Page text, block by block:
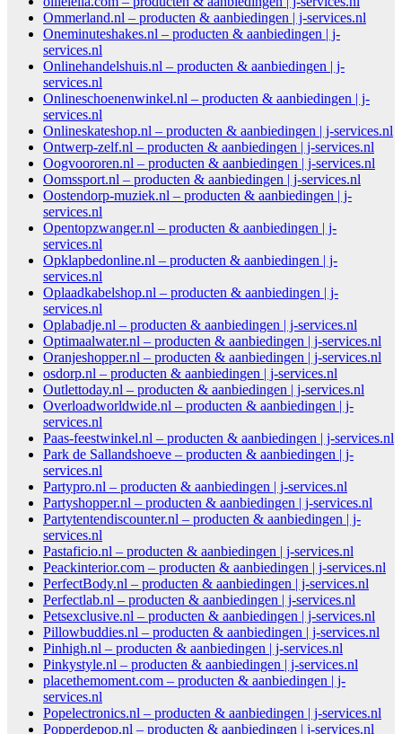
Ommerland.nl – producten & aanbiedingen | j-services.nl
Oneminuteshakes.nl – producten & aanbiedingen | j-
services.nl
Onlinehandelshuis.nl – producten & aanbiedingen | j-
services.nl
Onlineschoenenwinkel.nl – producten & aanbiedingen | j-
services.nl
Onlineskateshop.nl – producten & aanbiedingen | j-services.nl
Ontwerp-zelf.nl – producten & aanbiedingen | j-services.nl
Oogvoororen.nl – producten & aanbiedingen | j-services.nl
Oomssport.nl – producten & aanbiedingen | j-services.nl
Oostendorp-muziek.nl – producten & aanbiedingen | j-
services.nl
Opentopzwanger.nl – producten & aanbiedingen | j-
services.nl
Opklapbedonline.nl – producten & aanbiedingen | j-
services.nl
Oplaadkabelshop.nl – producten & aanbiedingen | j-
services.nl
Oplabadje.nl – producten & aanbiedingen | j-services.nl
Optimaalwater.nl – producten & aanbiedingen | j-services.nl
Oranjeshopper.nl – producten & aanbiedingen | j-services.nl
osdorp.nl – producten & aanbiedingen | j-services.nl
Outlettoday.nl – producten & aanbiedingen | j-services.nl
Overloadworldwide.nl – producten & aanbiedingen | j-
services.nl
Paas-feestwinkel.nl – producten & aanbiedingen | j-services.nl
Park de Sallandshoeve – producten & aanbiedingen | j-
services.nl
Partypro.nl – producten & aanbiedingen | j-services.nl
Partyshopper.nl – producten & aanbiedingen | j-services.nl
Partytentendiscounter.nl – producten & aanbiedingen | j-
services.nl
Pastaficio.nl – producten & aanbiedingen | j-services.nl
Peackinterior.com – producten & aanbiedingen | j-services.nl
PerfectBody.nl – producten & aanbiedingen | j-services.nl
Perfectlab.nl – producten & aanbiedingen | j-services.nl
Petsexclusive.nl – producten & aanbiedingen | j-services.nl
Pillowbuddies.nl – producten & aanbiedingen | j-services.nl
Pinhigh.nl – producten & aanbiedingen | j-services.nl
Pinkystyle.nl – producten & aanbiedingen | j-services.nl
placethemoment.com – producten & aanbiedingen | j-
services.nl
Popelectronics.nl – producten & aanbiedingen | j-services.nl
Popperdepop.nl – producten & aanbiedingen | j-services.nl